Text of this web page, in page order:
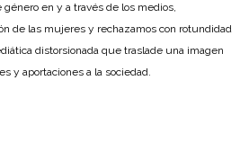
en y a través de los medios,
de las mujeres y rechazamos con rotundidad
distorsionada que traslade una imagen
y aportaciones a la sociedad.